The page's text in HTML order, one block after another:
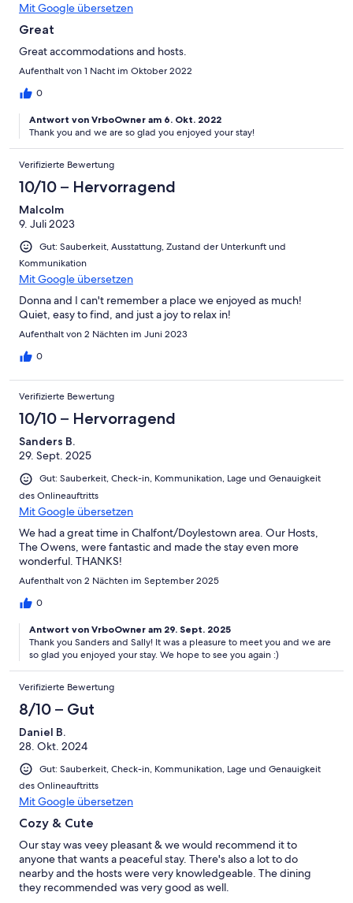
Mit Google übersetzen
Great
Great accommodations and hosts.
Aufenthalt von 1 Nacht im Oktober 2022
0
Antwort von VrboOwner am 6. Okt. 2022
Thank you and we are so glad you enjoyed your stay!
Verifizierte Bewertung
10/10 – Hervorragend
Malcolm
9. Juli 2023
Gut: Sauberkeit, Ausstattung, Zustand der Unterkunft und
Kommunikation
Mit Google übersetzen
Donna and I can't remember a place we enjoyed as much!
Quiet, easy to find, and just a joy to relax in!
Aufenthalt von 2 Nächten im Juni 2023
0
Verifizierte Bewertung
10/10 – Hervorragend
Sanders B.
29. Sept. 2025
Gut: Sauberkeit, Check-in, Kommunikation, Lage und Genauigkeit
des Onlineauftritts
Mit Google übersetzen
We had a great time in Chalfont/Doylestown area. Our Hosts,
The Owens, were fantastic and made the stay even more
wonderful. THANKS!
Aufenthalt von 2 Nächten im September 2025
0
Antwort von VrboOwner am 29. Sept. 2025
Thank you Sanders and Sally! It was a pleasure to meet you and we are
so glad you enjoyed your stay. We hope to see you again :)
Verifizierte Bewertung
8/10 – Gut
Daniel B.
28. Okt. 2024
Gut: Sauberkeit, Check-in, Kommunikation, Lage und Genauigkeit
des Onlineauftritts
Mit Google übersetzen
Cozy & Cute
Our stay was veey pleasant & we would recommend it to
anyone that wants a peaceful stay. There's also a lot to do
nearby and the hosts were very knowledgeable. The dining
they recommended was very good as well.